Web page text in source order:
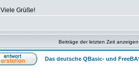
Viele Grüße!
Beiträge der letzten Zeit
Das deutsche QBasic- und